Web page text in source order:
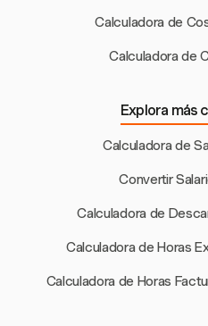
Calculadora de
Calculadora de
Explora más
Calculadora de
Convertir
Calculadora de
Calculadora de Horas
Calculadora de Horas